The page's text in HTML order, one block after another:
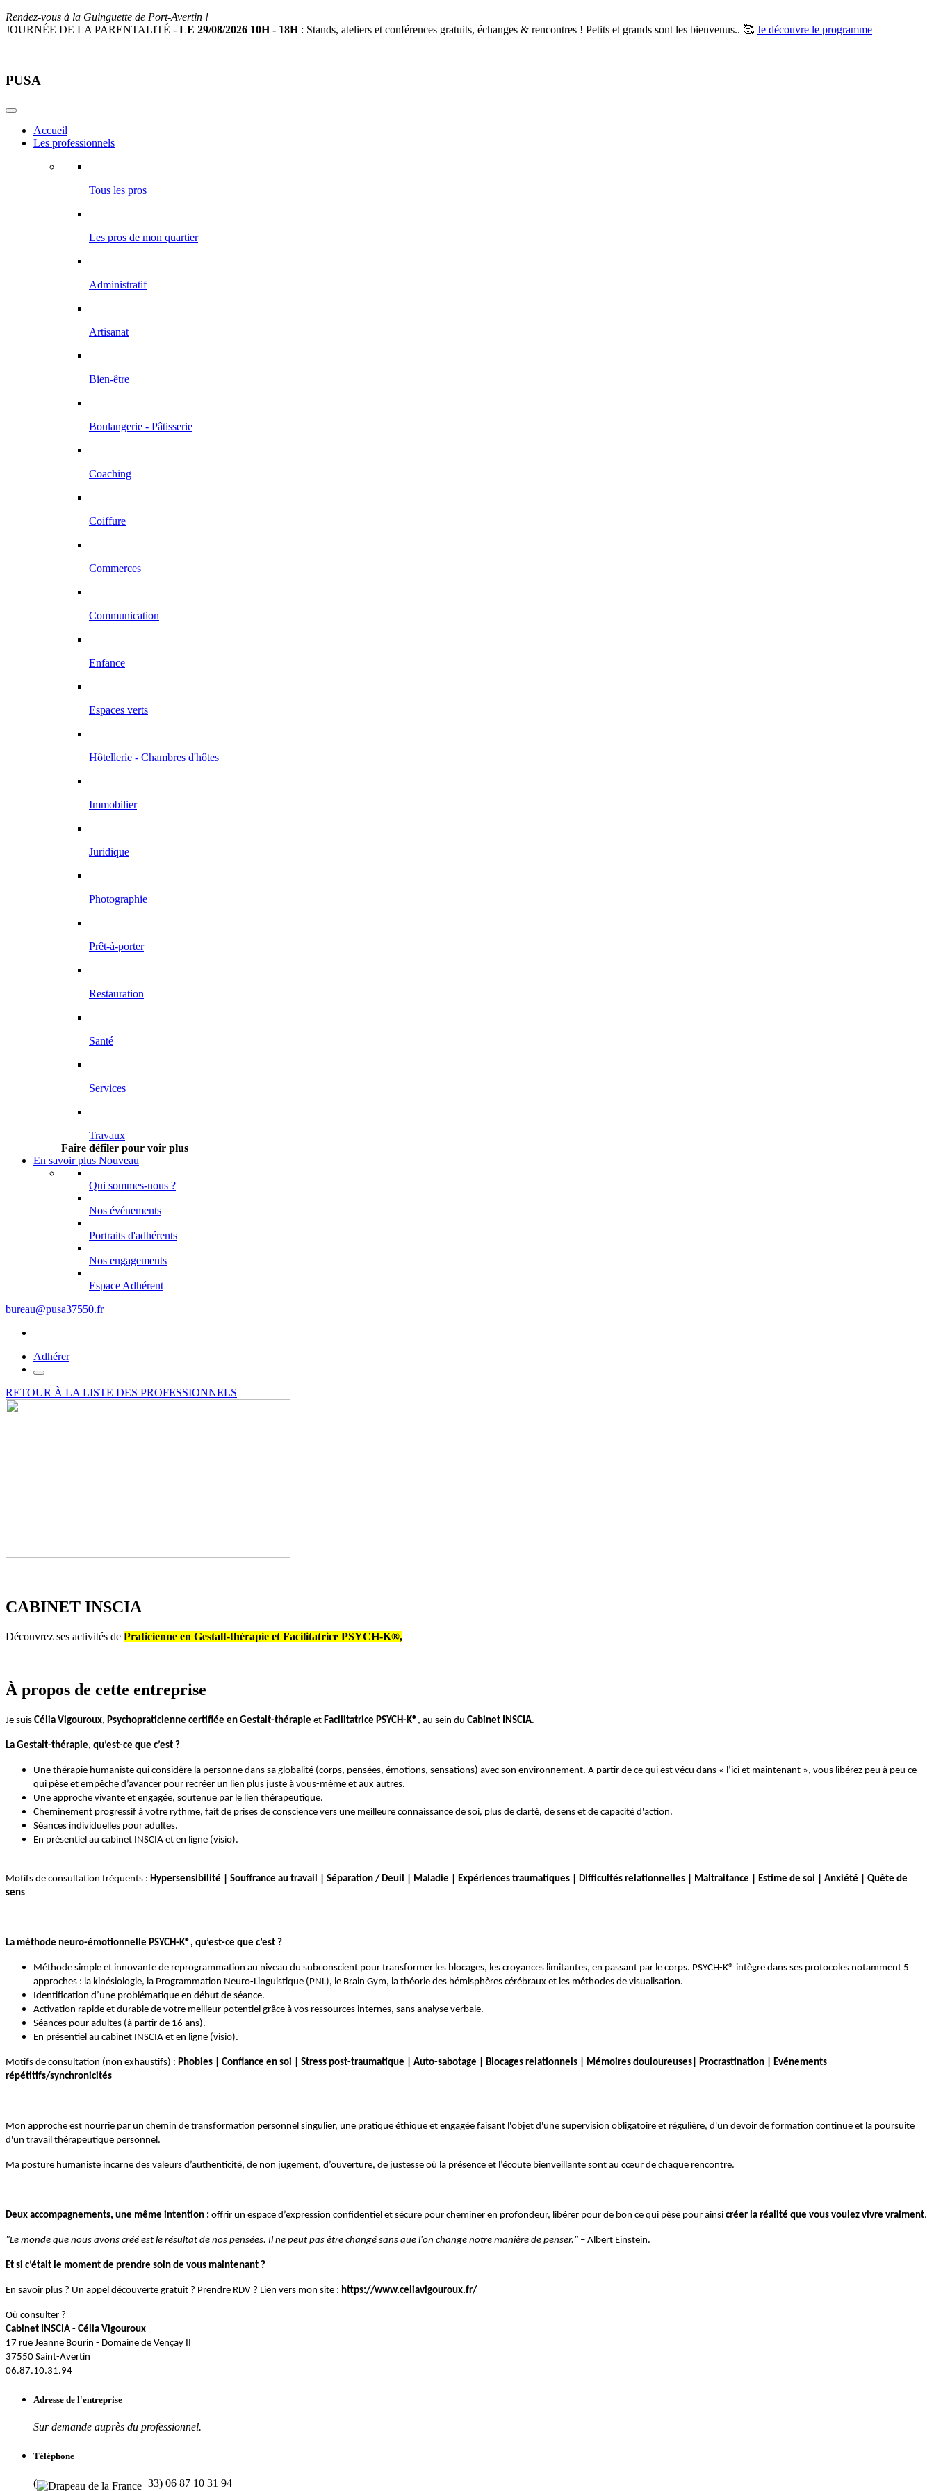
Rendez-vous à la Guinguette de Port-Avertin !
JOURNÉE DE LA PARENTALITÉ - LE 29/08/2026 10H - 18H: Stands, ateliers et conférences gratuits, échanges & rencontres ! Petits et grands sont les bienvenus.. 🥰 Je découvre le programme
PUSA
Accueil
Les professionnels
Tous les pros
Les pros de mon quartier
Administratif
Artisanat
Bien-être
Boulangerie - Pâtisserie
Coaching
Coiffure
Commerces
Communication
Enfance
Espaces verts
Hôtellerie - Chambres d'hôtes
Immobilier
Juridique
Photographie
Prêt-à-porter
Restauration
Santé
Services
Travaux
Faire défiler pour voir plus
En savoir plus Nouveau
Qui sommes-nous ?
Nos événements
Portraits d'adhérents
Nos engagements
Espace Adhérent
bureau@pusa37550.fr
Adhérer
RETOUR À LA LISTE DES PROFESSIONNELS
CABINET INSCIA
Découvrez ses activités de Praticienne en Gestalt-thérapie et Facilitatrice PSYCH-K®,
À propos de cette entreprise
Je suis Célia Vigouroux, Psychopraticienne certifiée en Gestalt-thérapie et Facilitatrice PSYCH-K® , au sein du Cabinet INSCIA.
La Gestalt-thérapie, qu’est-ce que c’est ?
Une thérapie humaniste qui considère la personne dans sa globalité (corps, pensées, émotions, sensations) avec son environnement. A partir de ce qui est vécu dans « l’ici et maintenant », vous libérez peu à peu ce
qui pèse et empêche d’avancer pour recréer un lien plus juste à vous-même et aux autres.
Une approche vivante et engagée, soutenue par le lien thérapeutique.
Cheminement progressif à votre rythme, fait de prises de conscience vers une meilleure connaissance de soi, plus de clarté, de sens et de capacité d'action.
Séances individuelles pour adultes.
En présentiel au cabinet INSCIA et en ligne (visio).
Motifs de consultation fréquents : Hypersensibilité | Souffrance au travail | Séparation / Deuil | Maladie | Expériences traumatiques | Difficultés relationnelles | Maltraitance | Estime de soi | Anxiété | Quête de
sens
La méthode neuro-émotionnelle PSYCH-K®, qu’est-ce que c’est ?
Méthode simple et innovante de reprogrammation au niveau du subconscient pour transformer les blocages, les croyances limitantes, en passant par le corps. PSYCH-K® intègre dans ses protocoles notamment 5
approches : la kinésiologie, la Programmation Neuro-Linguistique (PNL), le Brain Gym, la théorie des hémisphères cérébraux et les méthodes de visualisation.
Identification d’une problématique en début de séance.
Activation rapide et durable de votre meilleur potentiel grâce à vos ressources internes, sans analyse verbale.
Séances pour adultes (à partir de 16 ans).
En présentiel au cabinet INSCIA et en ligne (visio).
Motifs de consultation (non exhaustifs) : Phobies | Confiance en soi | Stress post-traumatique | Auto-sabotage | Blocages relationnels | Mémoires douloureuses| Procrastination | Evénements
répétitifs/synchronicités
Mon approche est nourrie par un chemin de transformation personnel singulier, une pratique éthique et engagée faisant l'objet d'une supervision obligatoire et régulière, d'un devoir de formation continue et la poursuite
d'un travail thérapeutique personnel.
Ma posture humaniste incarne des valeurs d’authenticité, de non jugement, d’ouverture, de justesse où la présence et l’écoute bienveillante sont au cœur de chaque rencontre.
Deux accompagnements, une même intention : offrir un espace d’expression confidentiel et sécure pour cheminer en profondeur, libérer pour de bon ce qui pèse pour ainsi créer la réalité que vous voulez vivre vraiment.
"Le monde que nous avons créé est le résultat de nos pensées. Il ne peut pas être changé sans que l'on change notre manière de penser." – Albert Einstein.
Et si c’était le moment de prendre soin de vous maintenant ?
En savoir plus ? Un appel découverte gratuit ? Prendre RDV ? Lien vers mon site : https://www.celiavigouroux.fr/
Où consulter ?
Cabinet INSCIA - Célia Vigouroux
17 rue Jeanne Bourin - Domaine de Vençay II
37550 Saint-Avertin
06.87.10.31.94
Adresse de l'entreprise
Sur demande auprès du professionnel.
Téléphone
( +33) 06 87 10 31 94